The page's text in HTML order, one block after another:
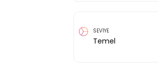
SEVİYE
Temel